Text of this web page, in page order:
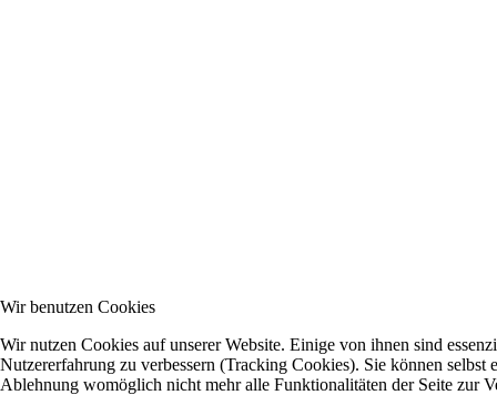
Wir benutzen Cookies
Wir nutzen Cookies auf unserer Website. Einige von ihnen sind
Nutzererfahrung zu verbessern (Tracking Cookies). Sie können selbst
Ablehnung womöglich nicht mehr alle Funktionalitäten der Seite zur